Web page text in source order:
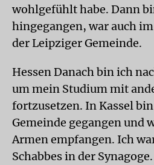
wohlgefühlt habe. Dann
hingegangen, war auch
der Leipziger Gemeinde.
Hessen Danach bin ich
um mein Studium mit
fortzusetzen. In Kassel
Gemeinde gegangen und
Armen empfangen. Ich
Schabbes in der